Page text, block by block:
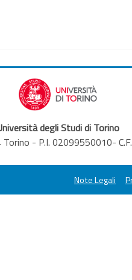
degli Studi di Torino
Torino - P.I. 02099550010-
Note Legali